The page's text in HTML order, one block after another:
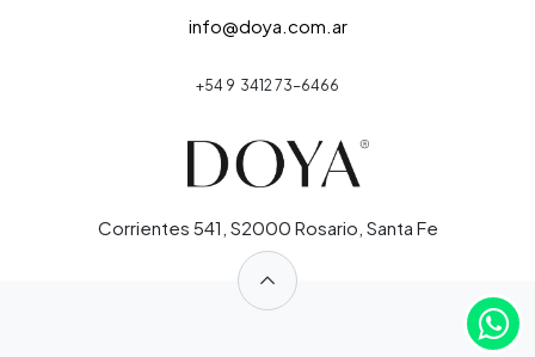
info@doya.com.ar
Corrientes 541, S2000 Rosario, Santa Fe
+54 9 3412 73-6466